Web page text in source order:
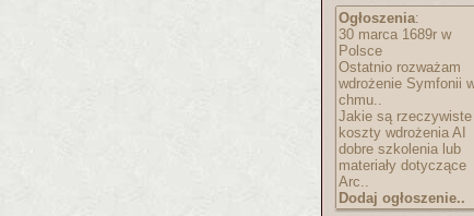
Ogłoszenia:
30 marca 1689r w
Polsce
Ostatnio rozważam
wdrożenie Symfonii
chmu..
Jakie są rzeczywiste
koszty wdrożenia AI
dobre szkolenia lub
materiały dotyczące
Arc..
Dodaj ogłoszenie..